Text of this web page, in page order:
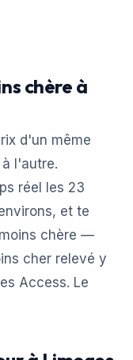
chère à
d'un même
l'autre.
réel les 23
et te
chère —
cher relevé y
Access. Le